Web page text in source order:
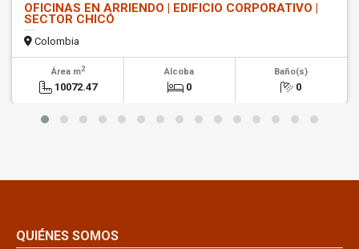
OFICINAS EN ARRIENDO | EDIFICIO CORPORATIVO |
SECTOR CHICÓ
Colombia
Área m2
10072.47
Alcoba
0
Baño(s)
0
QUIÉNES SOMOS